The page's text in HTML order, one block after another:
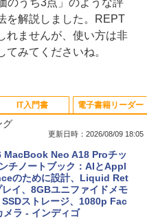
を解説しました。REPT
れませんが、使い方は非
みてくださいね。
グ
更新日時：2026/08/09 18:05
MacBook Neo A18 Proチッ
チノートブック：AIとAppl
のために設計、Liquid Ret
イ、8GBユニファイドメモ
SSDストレージ、1080p Fac
ラ - インディゴ
IT入門書 電子書籍リーダー